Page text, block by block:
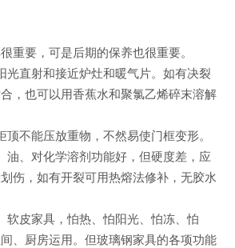
重要，可是后期的保养也很重要。
光直射和接近炉灶和暖气片。如有决裂
，也可以用香蕉水和聚氯乙烯碎末溶解
不能压放重物，不然易使门框变形。
油、对化学溶剂功能好，但硬度差，应
伤，如有开裂可用热熔法修补，无胶水
软皮家具，怕热、怕阳光、怕冻、怕
、厨房运用。但玻璃钢家具的各项功能